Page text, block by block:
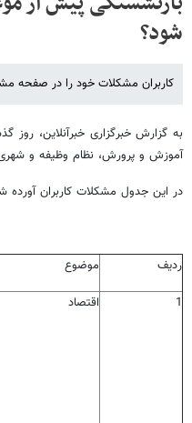
شود؟
کاربران مشکلات خود را در صفحه
به گزارش خبرگزاری خبرآنلاین، روز
آموزش و پرورش، نظام وظیفه و
در این جدول مشکلات کاربران
ردیف موضوع
1 اقتصاد